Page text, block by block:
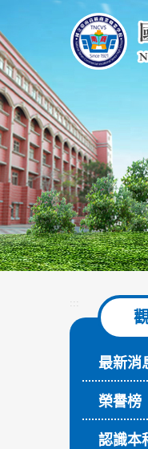
主
要
內
容
區
塊
:::
最新消
榮譽榜
認識本